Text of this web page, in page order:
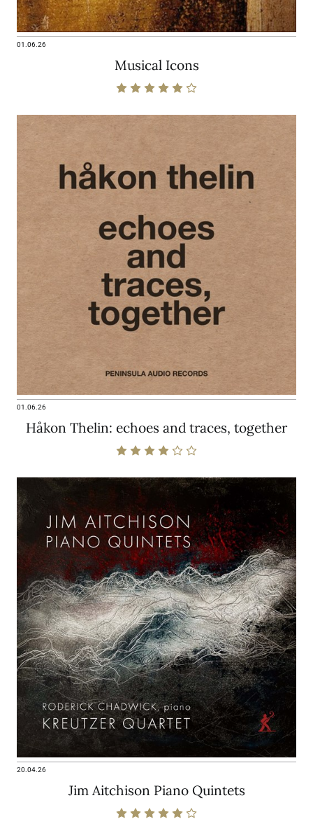
01.06.26
Musical Icons
01.06.26
Håkon Thelin: echoes and traces, together
20.04.26
Jim Aitchison Piano Quintets